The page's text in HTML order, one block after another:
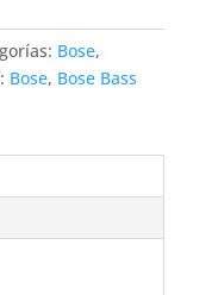
Bose,
Bose, Bose Bass